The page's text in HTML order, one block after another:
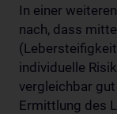
In einer
nach, dass
individuelle
vergleichbar
Ermittlung des